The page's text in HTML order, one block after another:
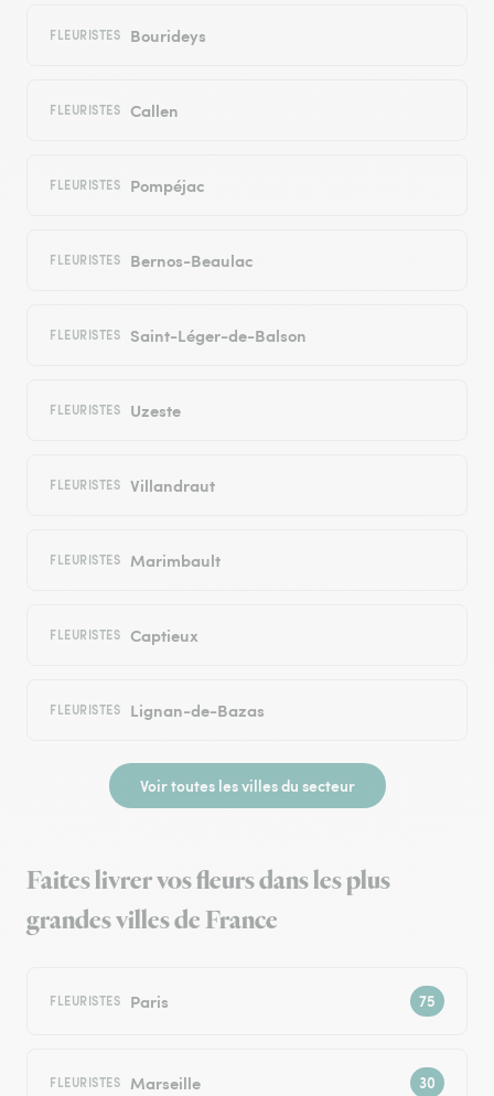
FLEURISTES Bourideys
FLEURISTES Callen
FLEURISTES Pompéjac
FLEURISTES Bernos-Beaulac
FLEURISTES Saint-Léger-de-Balson
FLEURISTES Uzeste
FLEURISTES Villandraut
FLEURISTES Marimbault
FLEURISTES Captieux
FLEURISTES Lignan-de-Bazas
Voir toutes les villes du secteur
Faites livrer vos fleurs dans les plus
grandes villes de France
FLEURISTES Paris
FLEURISTES Marseille